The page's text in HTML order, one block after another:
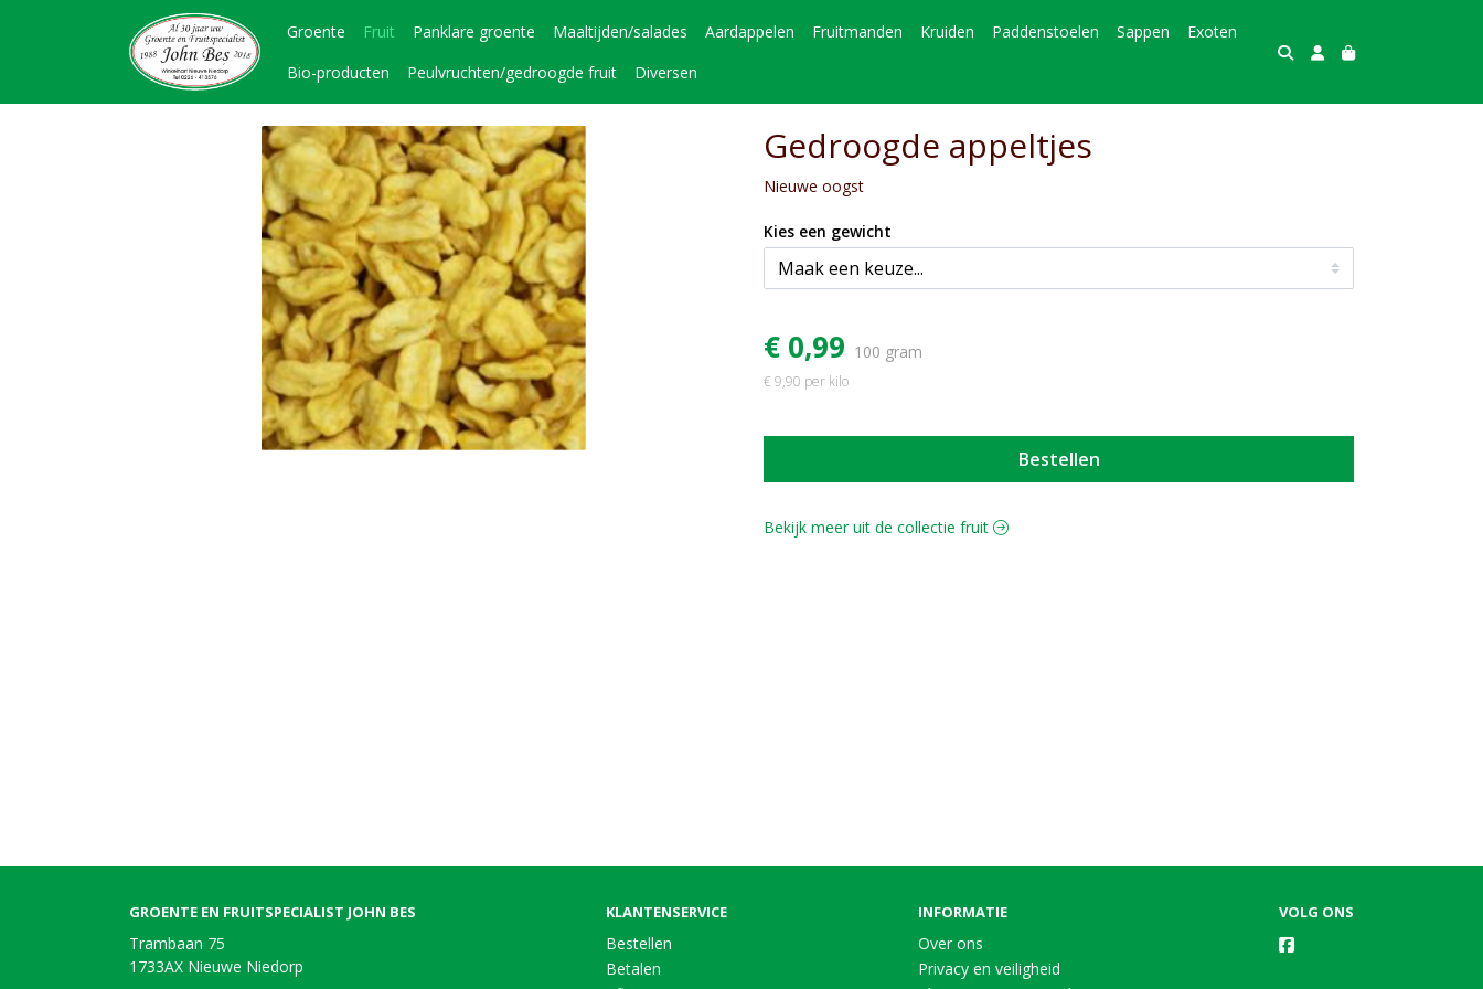
Groente Fruit Panklare groente Maaltijden/salades Aardappelen Fruitmanden Kruiden Paddenstoelen Sappen
Exoten
Bio-producten
Peulvruchten/gedroogde fruit Diversen
Gedroogde appeltjes
Nieuwe oogst
Kies een gewicht
€ 0,99 100 gram
€ 9,90 per kilo
Bestellen
Bekijk meer uit de collectie fruit
GROENTE EN FRUITSPECIALIST JOHN BES
Trambaan 75
1733AX Nieuwe Niedorp
KLANTENSERVICE
Bestellen
Betalen
INFORMATIE
Over ons
Privacy en veiligheid
VOLG ONS